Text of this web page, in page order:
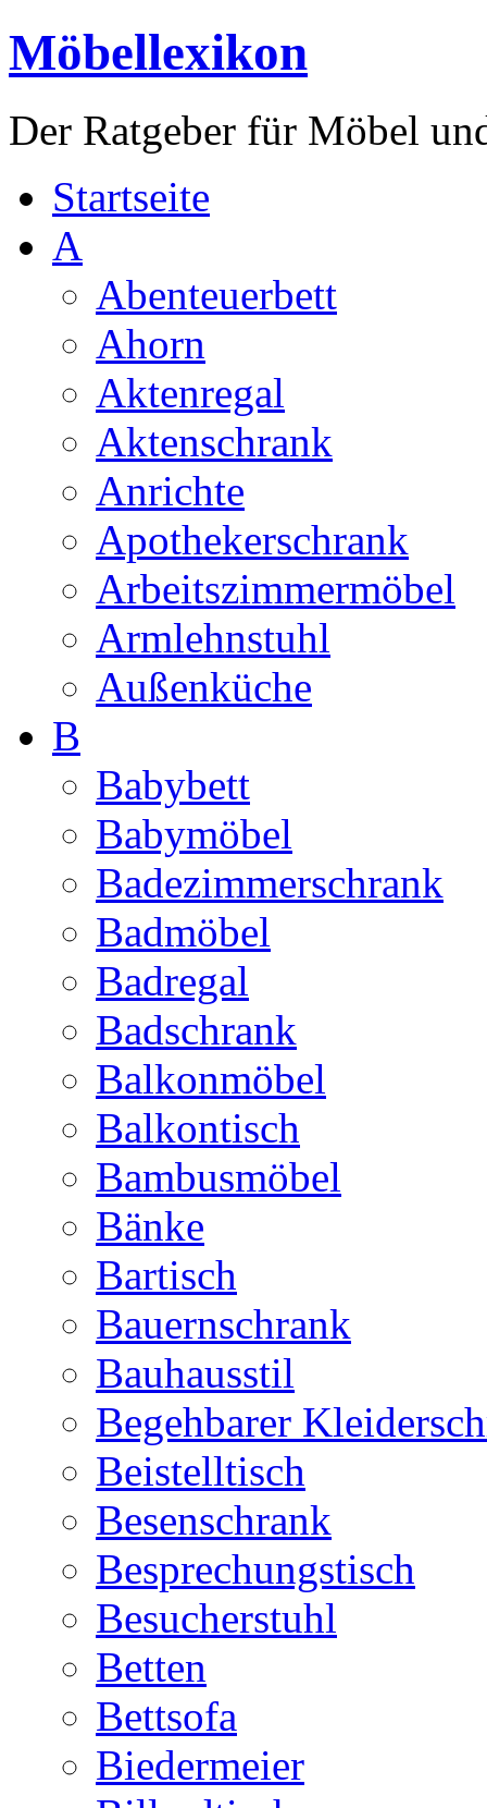
Möbellexikon
Der Ratgeber für Möbel
Startseite
A
Abenteuerbett
Ahorn
Aktenregal
Aktenschrank
Anrichte
Apothekerschrank
Arbeitszimmermöbel
Armlehnstuhl
Außenküche
B
Babybett
Babymöbel
Badezimmerschrank
Badmöbel
Badregal
Badschrank
Balkonmöbel
Balkontisch
Bambusmöbel
Bänke
Bartisch
Bauernschrank
Bauhausstil
Begehbarer
Beistelltisch
Besenschrank
Besprechungstisch
Besucherstuhl
Betten
Bettsofa
Biedermeier